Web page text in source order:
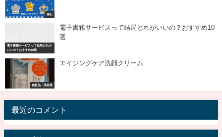
28日まで！まだ間に合う年賀状印刷おすすめ4選
BTOパソコン 販売サイトランキング
NURO光徹底レビュー
おせち料理